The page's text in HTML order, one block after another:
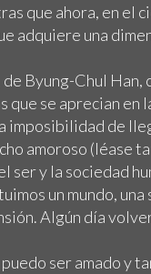
que ahora, en el
adquiere una
de Byung-Chul Han,
que se aprecian en
imposibilidad de
amoroso (léase
ser y la sociedad
un mundo,
Algún día
ser amado y